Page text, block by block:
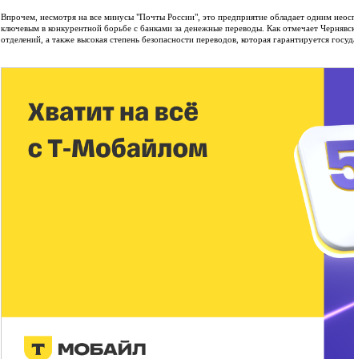
Впрочем, несмотря на все минусы "Почты России", это предприятие обладает одним
ключевым в конкурентной борьбе с банками за денежные переводы. Как отмечает
отделений, а также высокая степень безопасности переводов, которая гарантируется